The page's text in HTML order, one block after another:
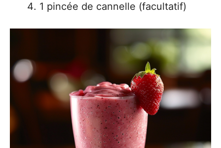
1 pincée de cannelle (facultatif)